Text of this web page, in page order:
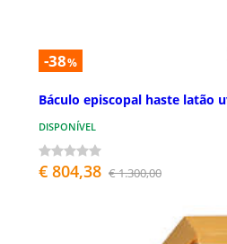
-38%
Báculo episcopal haste latão
DISPONÍVEL
€ 804,38 € 1.300,00